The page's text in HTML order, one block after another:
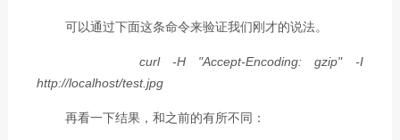
可以通过下面这条命令来验证我们刚才的说法。
curl -H "Accept-Encoding: gzip" -I
http://localhost/test.jpg
再看一下结果，和之前的有所不同：